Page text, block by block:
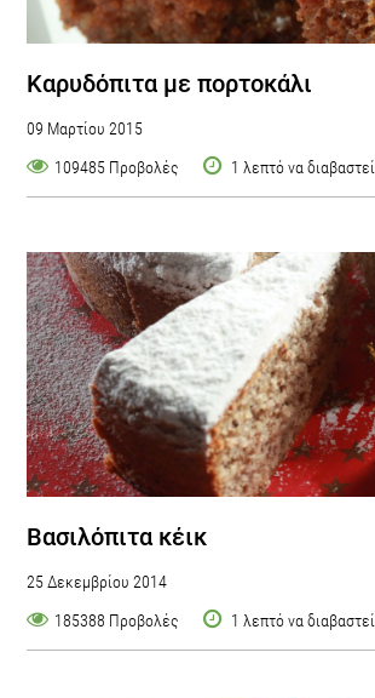
Καρυδόπιτα με πορτοκάλι
09 Μαρτίου 2015
109485 Προβολές
1 λεπτό να διαβαστεί
Βασιλόπιτα κέικ
25 Δεκεμβρίου 2014
185388 Προβολές
1 λεπτό να διαβαστεί